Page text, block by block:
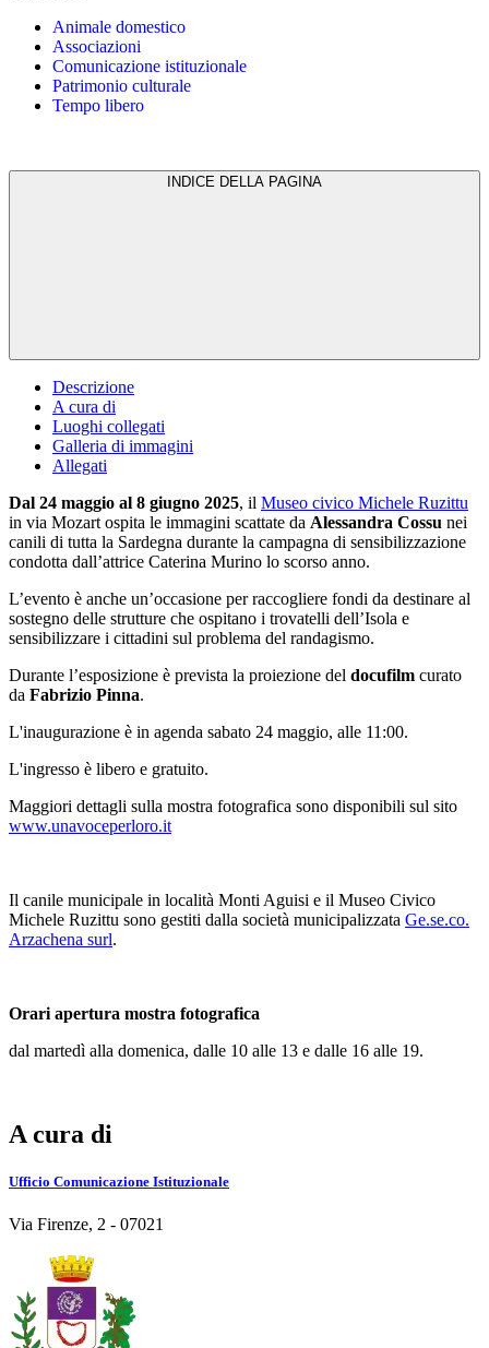
Animale domestico
Associazioni
Comunicazione istituzionale
Patrimonio culturale
Tempo libero
Descrizione
A cura di
Luoghi collegati
Galleria di immagini
Allegati
Dal 24 maggio al 8 giugno 2025, il Museo civico Michele Ruzittu
in via Mozart ospita le immagini scattate da Alessandra Cossu nei
canili di tutta la Sardegna durante la campagna di sensibilizzazione
condotta dall’attrice Caterina Murino lo scorso anno.
L’evento è anche un’occasione per raccogliere fondi da destinare al
sostegno delle strutture che ospitano i trovatelli dell’Isola e
sensibilizzare i cittadini sul problema del randagismo.
Durante l’esposizione è prevista la proiezione del docufilm curato
da Fabrizio Pinna.
L'inaugurazione è in agenda sabato 24 maggio, alle 11:00.
L'ingresso è libero e gratuito.
Maggiori dettagli sulla mostra fotografica sono disponibili sul sito
www.unavoceperloro.it
Il canile municipale in località Monti Aguisi e il Museo Civico
Michele Ruzittu sono gestiti dalla società municipalizzata Ge.se.co.
Arzachena surl.
Orari apertura mostra fotografica
dal martedì alla domenica, dalle 10 alle 13 e dalle 16 alle 19.
A cura di
Ufficio Comunicazione Istituzionale
Via Firenze, 2 - 07021